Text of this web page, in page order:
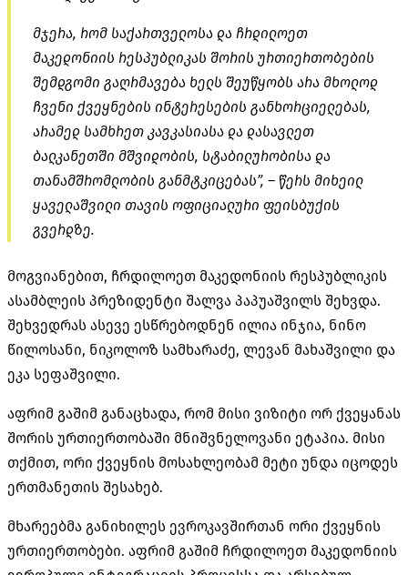
მჯერა, რომ საქართველოსა და ჩრდილოეთ
მაკედონიის რესპუბლიკას შორის ურთიერთობების
შემდგომი გაღრმავება ხელს შეუწყობს არა მხოლოდ
ჩვენი ქვეყნების ინტერესების განხორციელებას,
არამედ სამხრეთ კავკასიასა და დასავლეთ
ბალკანეთში მშვიდობის, სტაბილურობისა და
თანამშრომლობის განმტკიცებას”, – წერს მიხეილ
ყაველაშვილი თავის ოფიციალური ფეისბუქის
გვერდზე.
მოგვიანებით, ჩრდილოეთ მაკედონიის რესპუბლიკის
ასამბლეის პრეზიდენტი შალვა პაპუაშვილს შეხვდა.
შეხვედრას ასევე ესწრებოდნენ ილია ინჯია, ნინო
წილოსანი, ნიკოლოზ სამხარაძე, ლევან მახაშვილი და
ეკა სეფაშვილი.
აფრიმ გაშიმ განაცხადა, რომ მისი ვიზიტი ორ ქვეყანას
შორის ურთიერთობაში მნიშვნელოვანი ეტაპია. მისი
თქმით, ორი ქვეყნის მოსახლეობამ მეტი უნდა იცოდეს
ერთმანეთის შესახებ.
მხარეებმა განიხილეს ევროკავშირთან ორი ქვეყნის
ურთიერთობები. აფრიმ გაშიმ ჩრდილოეთ მაკედონიის